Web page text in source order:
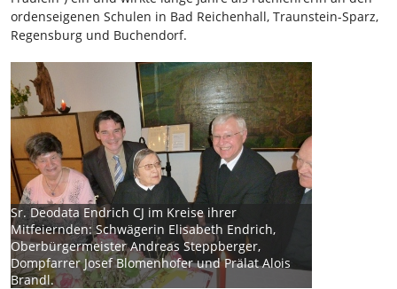
ordenseigenen Schulen in Bad Reichenhall, Traunstein-Sparz,
Regensburg und Buchendorf.
Sr. Deodata Endrich CJ im Kreise ihrer
Mitfeiernden: Schwägerin Elisabeth Endrich,
Oberbürgermeister Andreas Steppberger,
Dompfarrer Josef Blomenhofer und Prälat Alois
Brandl.